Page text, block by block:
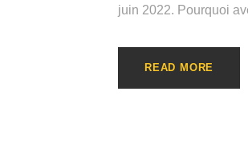
juin 2022. Pourquoi
READ MORE